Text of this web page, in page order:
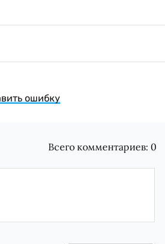
ошибку
Всего комментариев: 0